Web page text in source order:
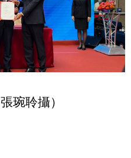
張琬聆攝）